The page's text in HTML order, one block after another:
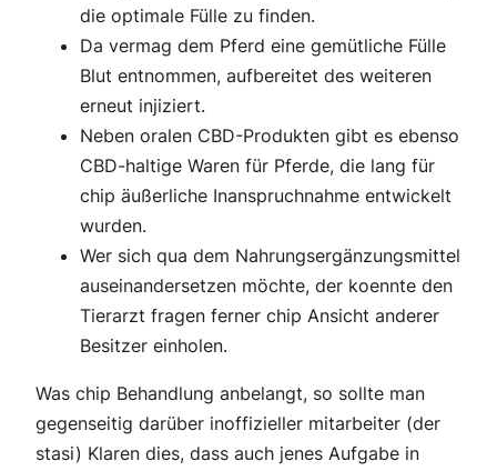
die optimale Fülle zu finden.
Da vermag dem Pferd eine gemütliche Fülle
Blut entnommen, aufbereitet des weiteren
erneut injiziert.
Neben oralen CBD-Produkten gibt es ebenso
CBD-haltige Waren für Pferde, die lang für
chip äußerliche Inanspruchnahme entwickelt
wurden.
Wer sich qua dem Nahrungsergänzungsmittel
auseinandersetzen möchte, der koennte den
Tierarzt fragen ferner chip Ansicht anderer
Besitzer einholen.
Was chip Behandlung anbelangt, so sollte man
gegenseitig darüber inoffizieller mitarbeiter (der
stasi) Klaren dies, dass auch jenes Aufgabe in